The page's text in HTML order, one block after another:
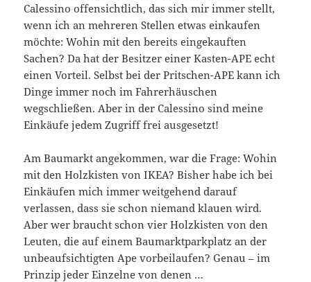
Calessino offensichtlich, das sich mir immer stellt,
wenn ich an mehreren Stellen etwas einkaufen
möchte: Wohin mit den bereits eingekauften
Sachen? Da hat der Besitzer einer Kasten-APE echt
einen Vorteil. Selbst bei der Pritschen-APE kann ich
Dinge immer noch im Fahrerhäuschen
wegschließen. Aber in der Calessino sind meine
Einkäufe jedem Zugriff frei ausgesetzt!
Am Baumarkt angekommen, war die Frage: Wohin
mit den Holzkisten von IKEA? Bisher habe ich bei
Einkäufen mich immer weitgehend darauf
verlassen, dass sie schon niemand klauen wird.
Aber wer braucht schon vier Holzkisten von den
Leuten, die auf einem Baumarktparkplatz an der
unbeaufsichtigten Ape vorbeilaufen? Genau – im
Prinzip jeder Einzelne von denen …